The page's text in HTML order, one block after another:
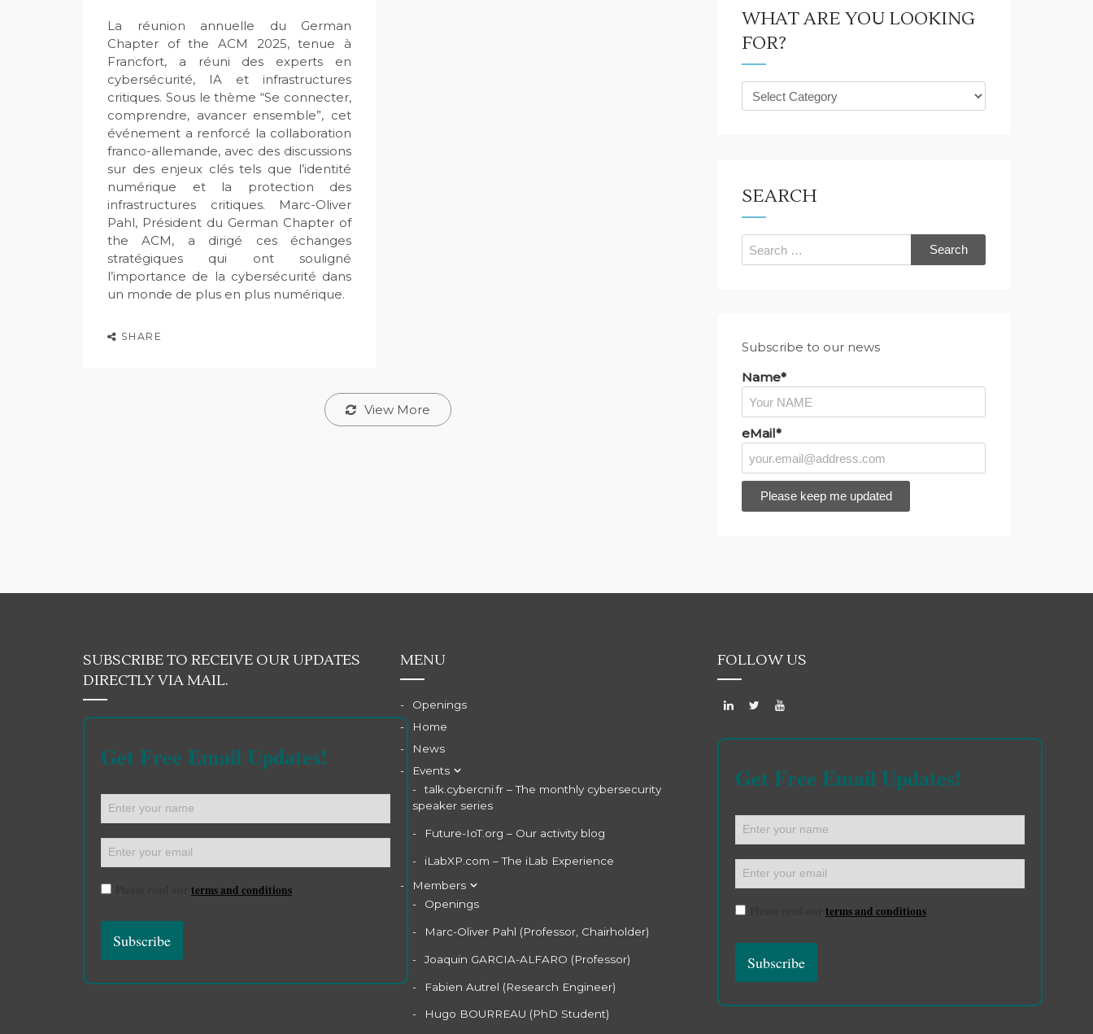
La réunion annuelle du German
Chapter of the ACM 2025, tenue à
Francfort, a réuni des experts en
cybersécurité, IA et infrastructures
critiques. Sous le thème “Se connecter,
comprendre, avancer ensemble”, cet
événement a renforcé la collaboration
franco-allemande, avec des discussions
sur des enjeux clés tels que l’identité
numérique et la protection des
infrastructures critiques. Marc-Oliver
Pahl, Président du German Chapter of
the ACM, a dirigé ces échanges
stratégiques qui ont souligné
l’importance de la cybersécurité dans
un monde de plus en plus numérique.
SHARE
View More
WHAT ARE YOU LOOKING
FOR?
What
are
SEARCH
Search
for:
Subscribe to our news
Name*
eMail*
SUBSCRIBE TO RECEIVE OUR UPDATES
DIRECTLY VIA MAIL.
Get Free Email Updates!
terms and conditions
MENU
Openings
Home
News
Events
talk.cybercni.fr – The monthly cybersecurity
speaker series
Future-IoT.org – Our activity blog
iLabXP.com – The iLab Experience
Members
Openings
Marc-Oliver Pahl (Professor, Chairholder)
Joaquin GARCIA-ALFARO (Professor)
Fabien Autrel (Research Engineer)
Hugo BOURREAU (PhD Student)
FOLLOW US
Get Free Email Updates!
terms and conditions